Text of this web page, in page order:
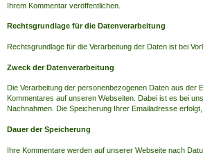
Ihrem Kommentar veröffentlichen.
Rechtsgrundlage für die Datenverarbeitung
Rechtsgrundlage für die Verarbeitung der Daten ist bei
Zweck der Datenverarbeitung
Die Verarbeitung der personenbezogenen Daten aus der
Kommentares auf unseren Webseiten. Dabei ist es bei
Nachnahmen. Die Speicherung Ihrer Emailadresse
Dauer der Speicherung
Ihre Kommentare werden auf unserer Webseite nach